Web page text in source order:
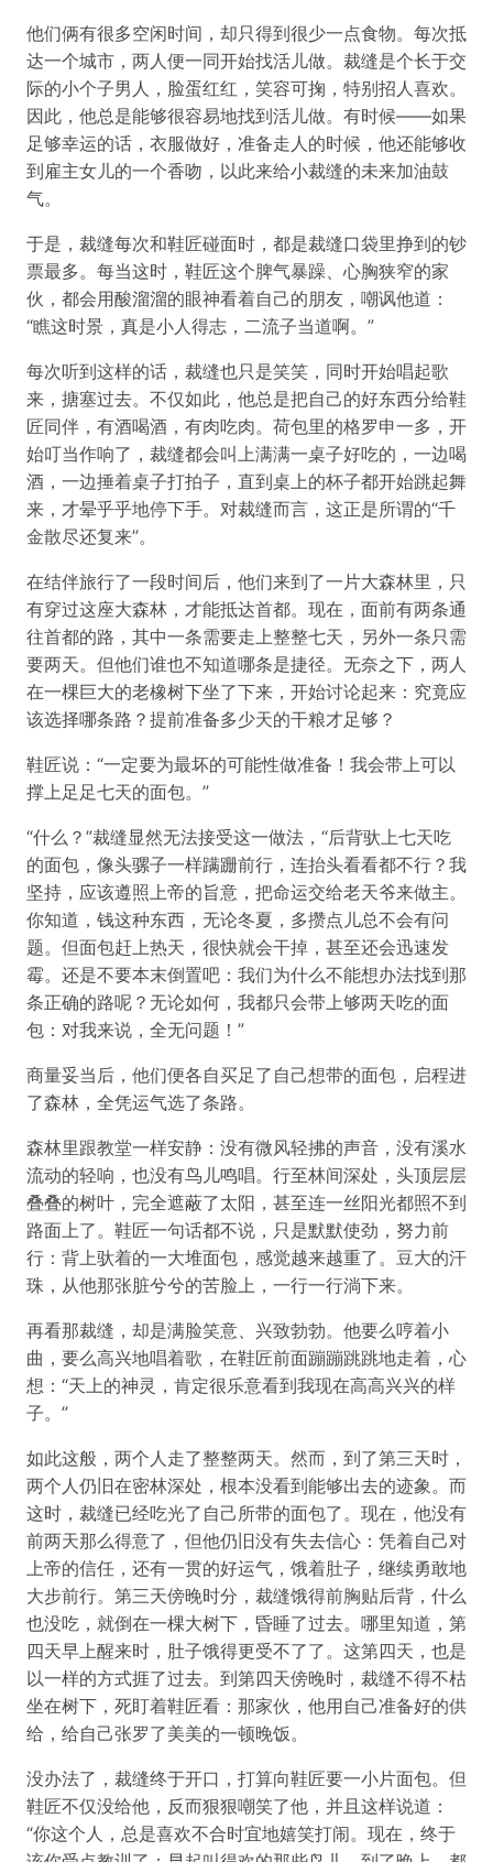
他们俩有很多空闲时间，却只得到很少一点食物。每次抵
达一个城市，两人便一同开始找活儿做。裁缝是个长于交
际的小个子男人，脸蛋红红，笑容可掬，特别招人喜欢。
因此，他总是能够很容易地找到活儿做。有时候——如果
足够幸运的话，衣服做好，准备走人的时候，他还能够收
到雇主女儿的一个香吻，以此来给小裁缝的未来加油鼓
气。
于是，裁缝每次和鞋匠碰面时，都是裁缝口袋里挣到的钞
票最多。每当这时，鞋匠这个脾气暴躁、心胸狭窄的家
伙，都会用酸溜溜的眼神看着自己的朋友，嘲讽他道：
“瞧这时景，真是小人得志，二流子当道啊。”
每次听到这样的话，裁缝也只是笑笑，同时开始唱起歌
来，搪塞过去。不仅如此，他总是把自己的好东西分给鞋
匠同伴，有酒喝酒，有肉吃肉。荷包里的格罗申一多，开
始叮当作响了，裁缝都会叫上满满一桌子好吃的，一边喝
酒，一边捶着桌子打拍子，直到桌上的杯子都开始跳起舞
来，才晕乎乎地停下手。对裁缝而言，这正是所谓的“千
金散尽还复来”。
在结伴旅行了一段时间后，他们来到了一片大森林里，只
有穿过这座大森林，才能抵达首都。现在，面前有两条通
往首都的路，其中一条需要走上整整七天，另外一条只需
要两天。但他们谁也不知道哪条是捷径。无奈之下，两人
在一棵巨大的老橡树下坐了下来，开始讨论起来：究竟应
该选择哪条路？提前准备多少天的干粮才足够？
鞋匠说：“一定要为最坏的可能性做准备！我会带上可以
撑上足足七天的面包。”
“什么？”裁缝显然无法接受这一做法，“后背驮上七天吃
的面包，像头骡子一样蹒跚前行，连抬头看看都不行？我
坚持，应该遵照上帝的旨意，把命运交给老天爷来做主。
你知道，钱这种东西，无论冬夏，多攒点儿总不会有问
题。但面包赶上热天，很快就会干掉，甚至还会迅速发
霉。还是不要本末倒置吧：我们为什么不能想办法找到那
条正确的路呢？无论如何，我都只会带上够两天吃的面
包：对我来说，全无问题！”
商量妥当后，他们便各自买足了自己想带的面包，启程进
了森林，全凭运气选了条路。
森林里跟教堂一样安静：没有微风轻拂的声音，没有溪水
流动的轻响，也没有鸟儿鸣唱。行至林间深处，头顶层层
叠叠的树叶，完全遮蔽了太阳，甚至连一丝阳光都照不到
路面上了。鞋匠一句话都不说，只是默默使劲，努力前
行：背上驮着的一大堆面包，感觉越来越重了。豆大的汗
珠，从他那张脏兮兮的苦脸上，一行一行淌下来。
再看那裁缝，却是满脸笑意、兴致勃勃。他要么哼着小
曲，要么高兴地唱着歌，在鞋匠前面蹦蹦跳跳地走着，心
想：“天上的神灵，肯定很乐意看到我现在高高兴兴的样
子。”
如此这般，两个人走了整整两天。然而，到了第三天时，
两个人仍旧在密林深处，根本没看到能够出去的迹象。而
这时，裁缝已经吃光了自己所带的面包了。现在，他没有
前两天那么得意了，但他仍旧没有失去信心：凭着自己对
上帝的信任，还有一贯的好运气，饿着肚子，继续勇敢地
大步前行。第三天傍晚时分，裁缝饿得前胸贴后背，什么
也没吃，就倒在一棵大树下，昏睡了过去。哪里知道，第
四天早上醒来时，肚子饿得更受不了了。这第四天，也是
以一样的方式捱了过去。到第四天傍晚时，裁缝不得不枯
坐在树下，死盯着鞋匠看：那家伙，他用自己准备好的供
给，给自己张罗了美美的一顿晚饭。
没办法了，裁缝终于开口，打算向鞋匠要一小片面包。但
鞋匠不仅没给他，反而狠狠嘲笑了他，并且这样说道：
“你这个人，总是喜欢不合时宜地嬉笑打闹。现在，终于